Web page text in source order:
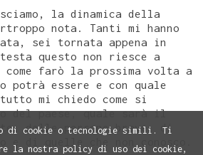
la dinamica della
nota. Tanti mi hanno
sei tornata appena in
questo non riesce a
come farò la prossima volta a
potrà essere e con quale
mi chiedo come si
del paese, quale sarà il
delle persone brave, di
di cookie o tecnologie simili. Ti
la nostra policy di uso dei cookie,